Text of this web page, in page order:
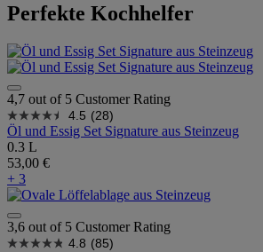
Perfekte Kochhelfer
4,7 out of 5 Customer Rating
4.5 (28)
Öl und Essig Set Signature aus Steinzeug
0.3 L
53,00 €
+ 3
3,6 out of 5 Customer Rating
4.8 (85)